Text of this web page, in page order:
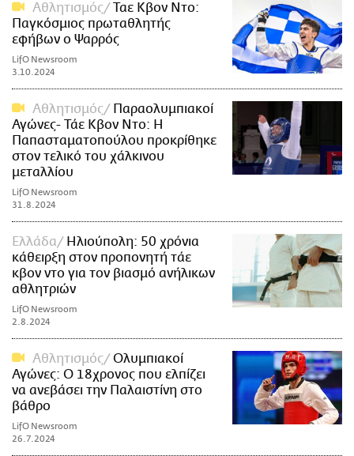
Αθλητισμός
Ταε Κβον Ντο:
Παγκόσμιος πρωταθλητής
εφήβων ο Ψαρρός
LifO Newsroom
3.10.2024
Αθλητισμός
Παραολυμπιακοί
Αγώνες- Τάε Κβον Ντο: Η
Παπασταματοπούλου προκρίθηκε
στον τελικό του χάλκινου
μεταλλίου
LifO Newsroom
31.8.2024
Ελλάδα
Ηλιούπολη: 50 χρόνια
κάθειρξη στον προπονητή τάε
κβον ντο για τον βιασμό ανήλικων
αθλητριών
LifO Newsroom
2.8.2024
Αθλητισμός
Ολυμπιακοί
Αγώνες: Ο 18χρονος που ελπίζει
να ανεβάσει την Παλαιστίνη στο
βάθρο
LifO Newsroom
26.7.2024